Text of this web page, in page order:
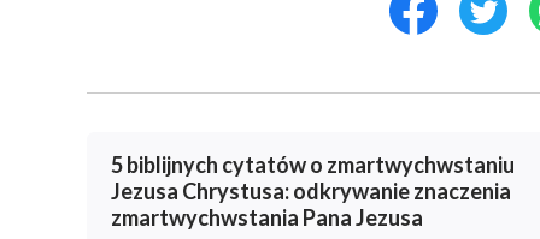
odrodzenie się człowieka i pozwala mu
moc życia Bożego była podstawą
moc, a ponadto przewyższa każdą moc.
nadzwyczajna, a Jego siły życiowej nie
5 biblijnych cytatów o zmartwychwstaniu
Jezusa Chrystusa: odkrywanie znaczenia
zmartwychwstania Pana Jezusa